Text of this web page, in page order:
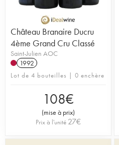
Château Branaire Ducru
4ème Grand Cru Classé
Saint-Julien AOC
1992
Lot de 4 bouteilles | 0 enchère
108€
(mise à prix)
Prix à l'unité 27€